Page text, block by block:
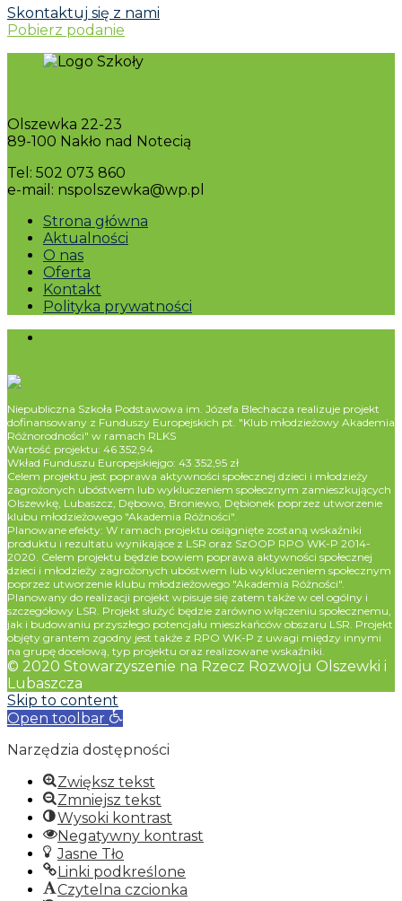
Skontaktuj się z nami
Pobierz podanie
Olszewka 22-23
89-100 Nakło nad Notecią
Tel: 502 073 860
e-mail: nspolszewka@wp.pl
Strona główna
Aktualności
O nas
Oferta
Kontakt
Polityka prywatności
Niepubliczna Szkoła Podstawowa im. Józefa Blechacza realizuje projekt
dofinansowany z Funduszy Europejskich pt. "Klub młodzieżowy Akademia
Różnorodności" w ramach RLKS
Wartość projektu: 46 352,94
Wkład Funduszu Europejskiejgo: 43 352,95 zł
Celem projektu jest poprawa aktywności społecznej dzieci i młodzieży
zagrożonych ubóstwem lub wykluczeniem społecznym zamieszkujących
Olszewkę, Lubaszcz, Dębowo, Broniewo, Dębionek poprzez utworzenie
klubu młodzieżowego "Akademia Różności".
Planowane efekty: W ramach projektu osiągnięte zostaną wskaźniki
produktu i rezultatu wynikające z LSR oraz SzOOP RPO WK-P 2014-
2020. Celem projektu będzie bowiem poprawa aktywności społecznej
dzieci i młodzieży zagrożonych ubóstwem lub wykluczeniem społecznym
poprzez utworzenie klubu młodzieżowego "Akademia Różności".
Planowany do realizacji projekt wpisuje się zatem także w cel ogólny i
szczegółowy LSR. Projekt służyć będzie zarówno włączeniu społecznemu,
jak i budowaniu przyszłego potencjału mieszkańców obszaru LSR. Projekt
objęty grantem zgodny jest także z RPO WK-P z uwagi między innymi
na grupę docelową, typ projektu oraz realizowane wskaźniki.
© 2020 Stowarzyszenie na Rzecz Rozwoju Olszewki i
Lubaszcza
Skip to content
Open toolbar
Narzędzia dostępności
Zwiększ tekst
Zmniejsz tekst
Wysoki kontrast
Negatywny kontrast
Jasne Tło
Linki podkreślone
Czytelna czcionka